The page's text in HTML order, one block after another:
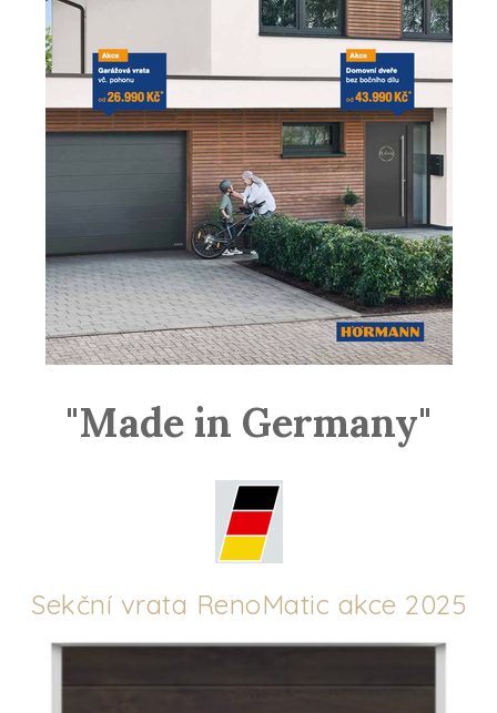
"Made in Germany"
Sekční vrata RenoMatic akce 2025